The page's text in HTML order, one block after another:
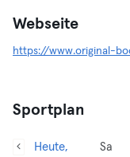
Webseite
https://www.original-
Sportplan
Heute,
Sa